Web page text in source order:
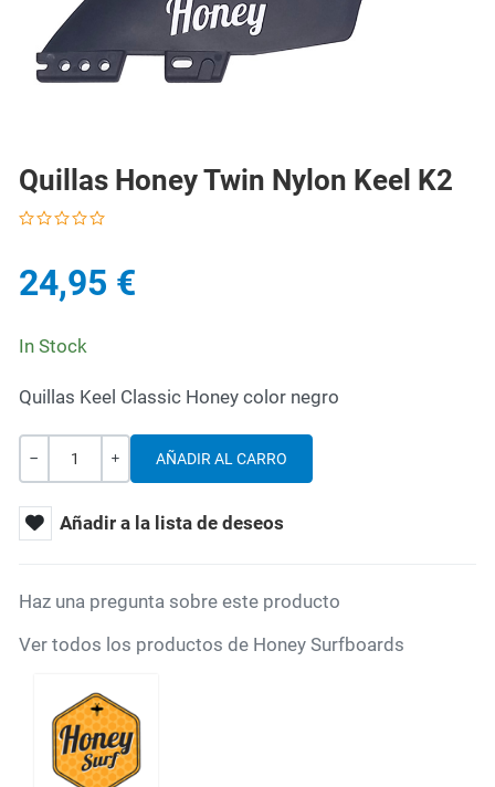
Quillas Honey Twin Nylon Keel K2
24,95 €
In Stock
Quillas Keel Classic Honey color negro
Cantidad
Añadir a la lista de deseos
Haz una pregunta sobre este producto
Ver todos los productos de Honey Surfboards